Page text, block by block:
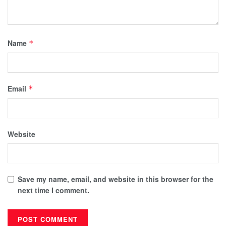
Name *
Email *
Website
Save my name, email, and website in this browser for the
next time I comment.